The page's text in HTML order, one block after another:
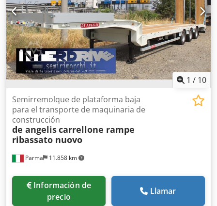
1 / 10
Parma 11.858 km
Semirremolque de plataforma baja
para el transporte de maquinaria de
construcción
de angeliscarrellone rampe
ribassato nuovo
Información de
precio
Llamar